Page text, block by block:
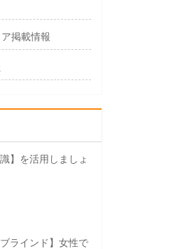
掲載情報
識】を活用しましょ
ブラインド】女性で